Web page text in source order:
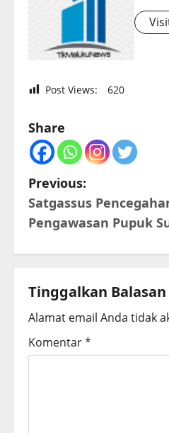
Post Views: 620
Share
P
o
s
n
a
v
Previous:
Satgassus
Pengawasan Pupuk
Tinggalkan Balasan
Alamat email Anda tidak
Komentar*